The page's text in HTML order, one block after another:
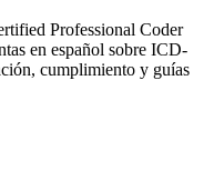
Professional Coder
en español sobre ICD-
cumplimiento y guías